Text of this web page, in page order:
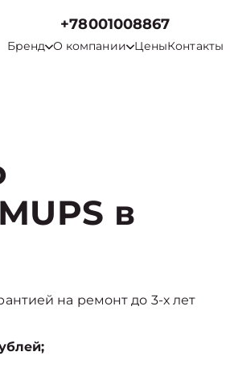
+78001008867
Бренд О компании ЦеныКонтакты
в
на ремонт до 3-х лет